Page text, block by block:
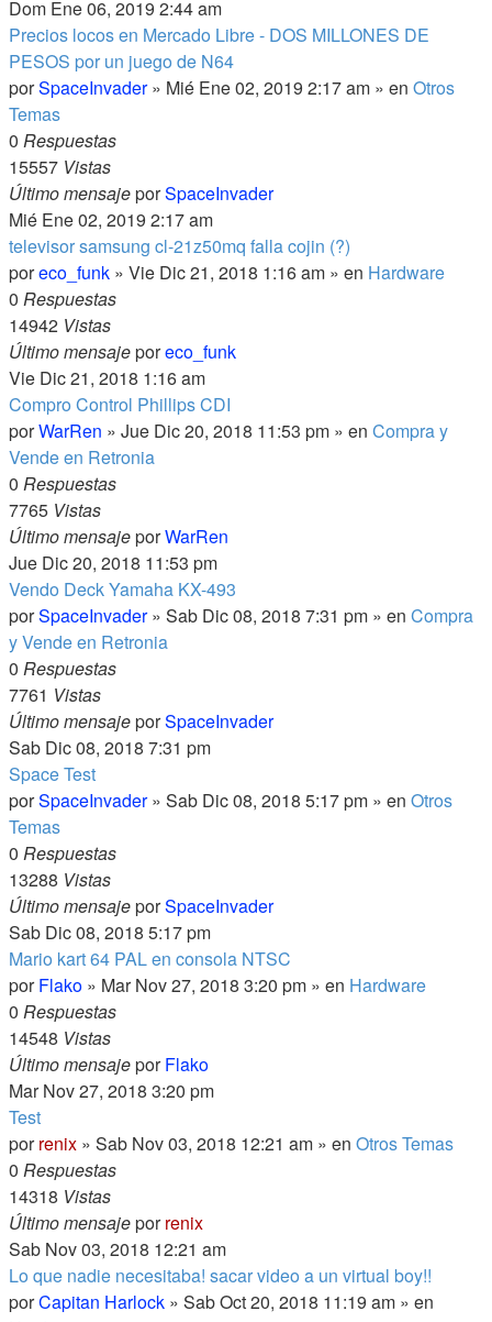
Dom Ene 06, 2019 2:44 am
Precios locos en Mercado Libre - DOS MILLONES DE
PESOS por un juego de N64
porSpaceInvader» Mié Ene 02, 2019 2:17 am » en Otros
Temas
0 Respuestas
15557 Vistas
Último mensajeporSpaceInvader
Mié Ene 02, 2019 2:17 am
televisor samsung cl-21z50mq falla cojin (?)
poreco_funk » Vie Dic 21, 2018 1:16 am » en Hardware
0 Respuestas
14942 Vistas
Último mensajeporeco_funk
Vie Dic 21, 2018 1:16 am
Compro Control Phillips CDI
porWarRen » Jue Dic 20, 2018 11:53 pm » en Compra y
Vende en Retronia
0 Respuestas
7765 Vistas
Último mensajeporWarRen
Jue Dic 20, 2018 11:53 pm
Vendo Deck Yamaha KX-493
porSpaceInvader» Sab Dic 08, 2018 7:31 pm » en Compra
y Vende en Retronia
0 Respuestas
7761 Vistas
Último mensajeporSpaceInvader
Sab Dic 08, 2018 7:31 pm
Space Test
porSpaceInvader» Sab Dic 08, 2018 5:17 pm » en Otros
Temas
0 Respuestas
13288 Vistas
Último mensajeporSpaceInvader
Sab Dic 08, 2018 5:17 pm
Mario kart 64 PAL en consola NTSC
porFlako » Mar Nov 27, 2018 3:20 pm » en Hardware
0 Respuestas
14548 Vistas
Último mensajeporFlako
Mar Nov 27, 2018 3:20 pm
Test
porrenix » Sab Nov 03, 2018 12:21 am » en Otros Temas
0 Respuestas
14318 Vistas
Último mensajeporrenix
Sab Nov 03, 2018 12:21 am
Lo que nadie necesitaba! sacar video a un virtual boy!!
porCapitan Harlock » Sab Oct 20, 2018 11:19 am » en